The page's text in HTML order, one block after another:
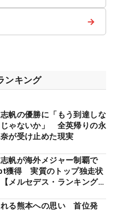
→
ンキング
帆の優勝に「もう到達しな
ゃないか」 全英帰りの永
が受け止めた現実
帆が海外メジャー制覇で
獲得 実質のトップ独走状
メルセデス・ランキング番
る熊本への思い 首位発